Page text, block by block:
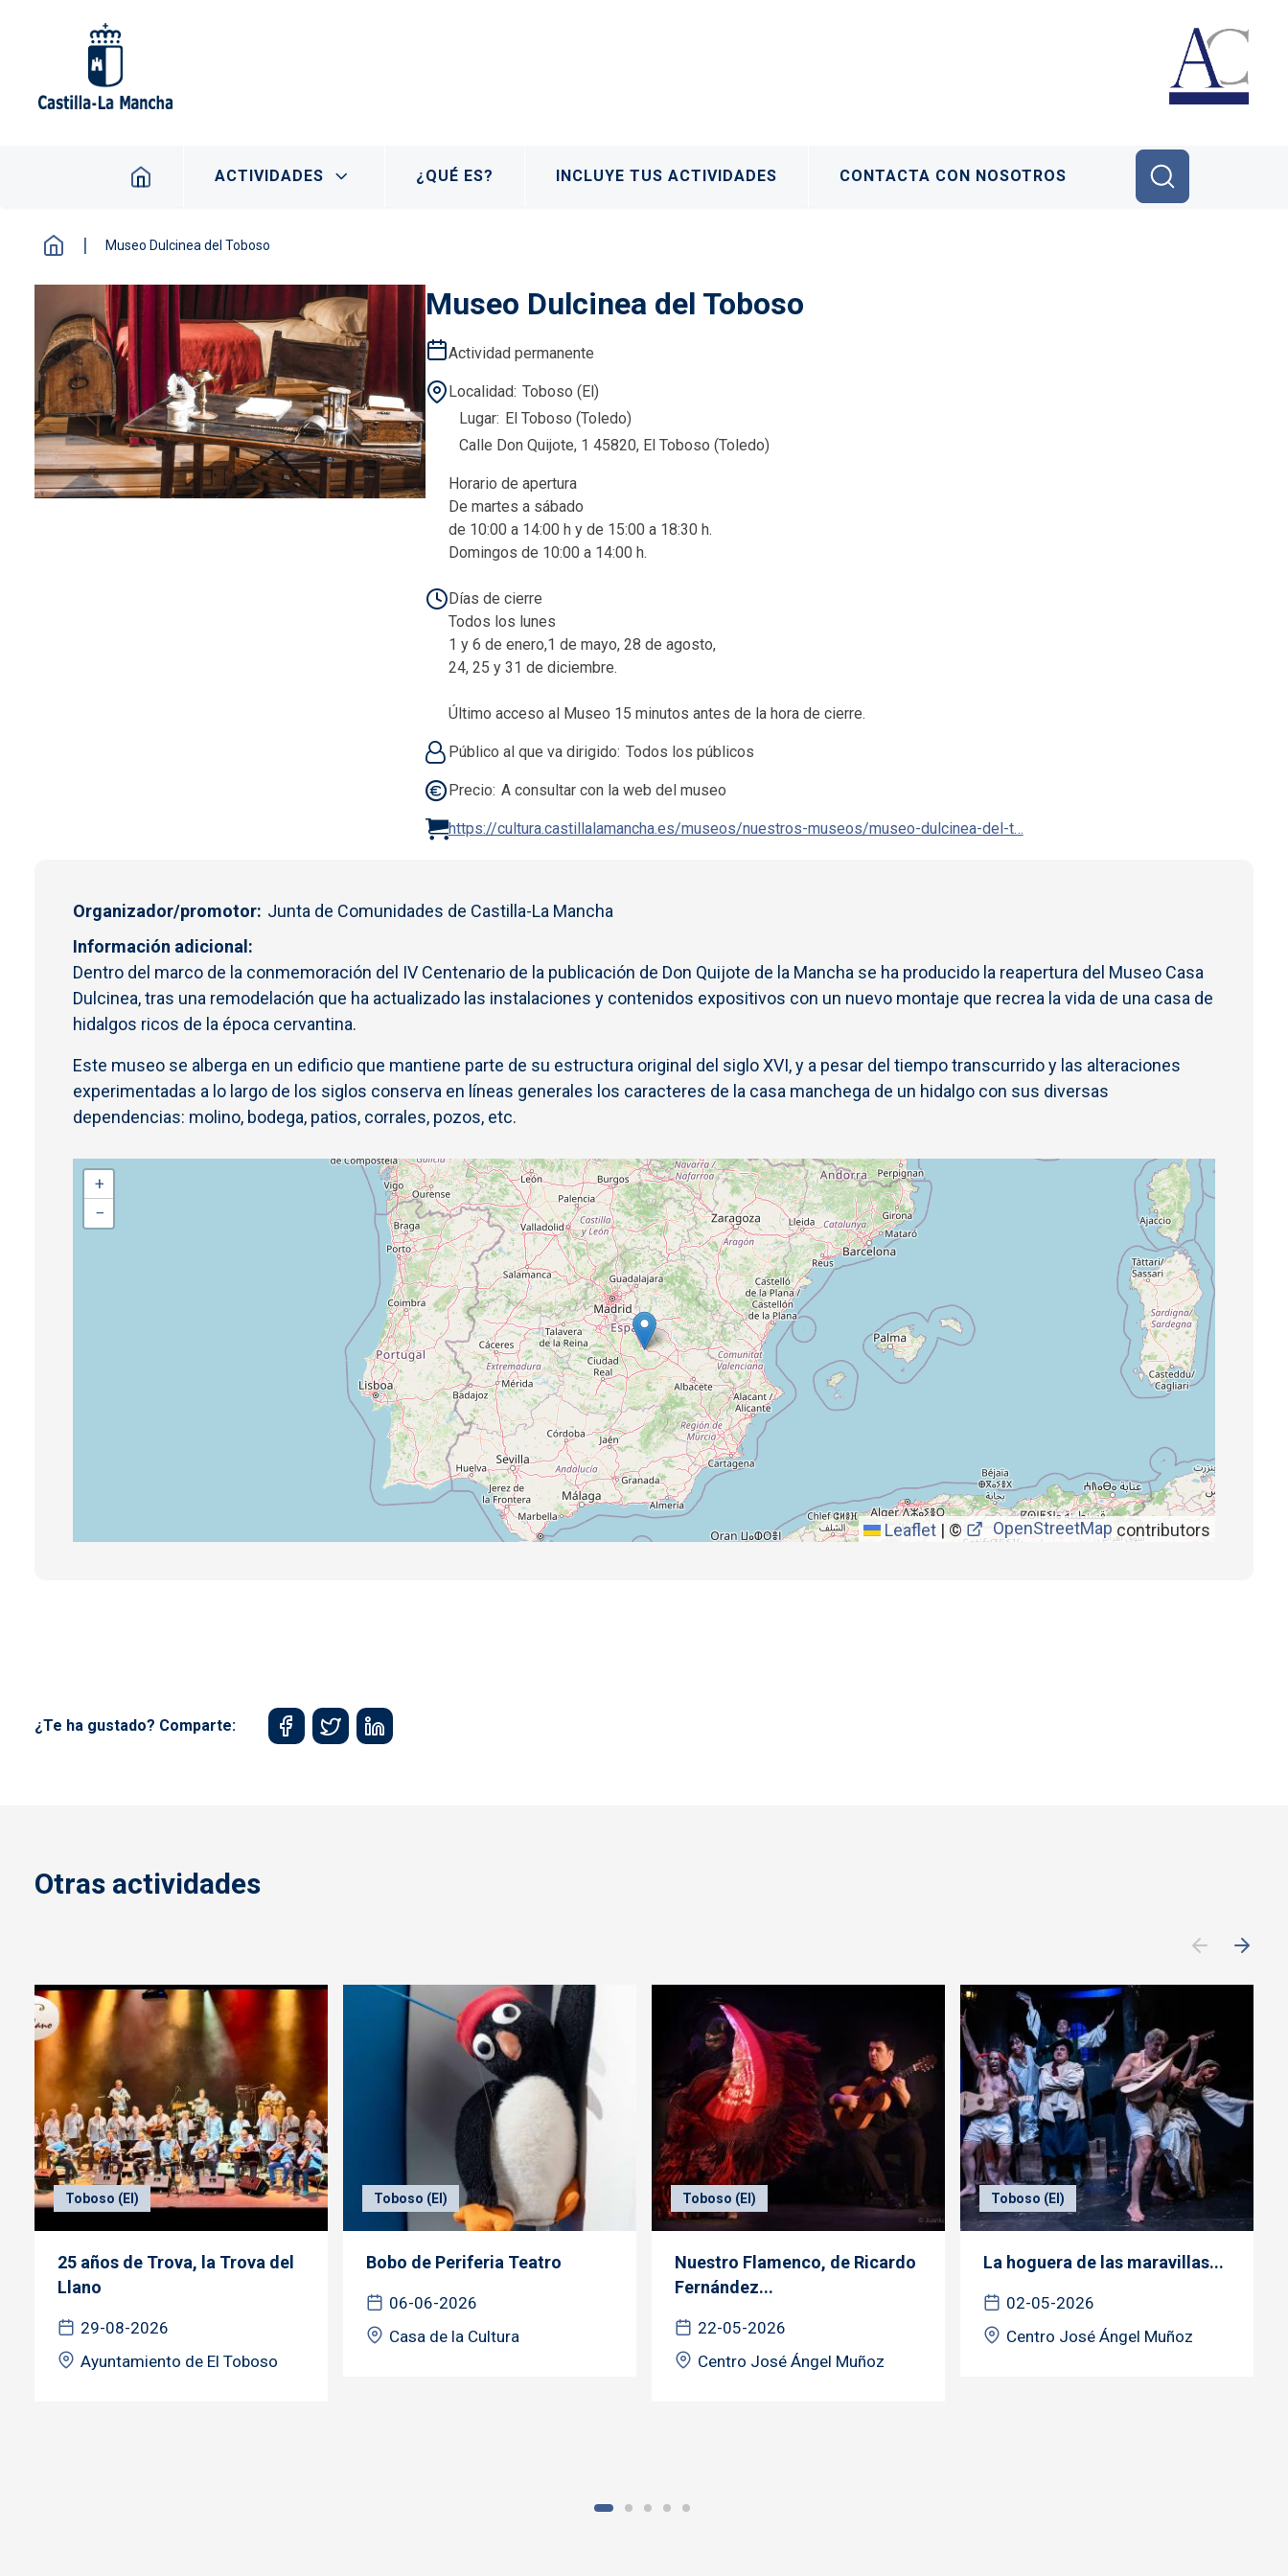
Navegación principal
ACTIVIDADES ¿QUÉ ES? INCLUYE TUS ACTIVIDADES CONTACTA CON NOSOTROS
Museo Dulcinea del Toboso
Museo Dulcinea del Toboso
Actividad permanente
Localidad Toboso (El)
Lugar El Toboso (Toledo)
Calle Don Quijote, 1 45820, El Toboso (Toledo)
Horario de apertura
De martes a sábado
de 10:00 a 14:00 h y de 15:00 a 18:30 h.
Domingos de 10:00 a 14:00 h.
Días de cierre
Todos los lunes
1 y 6 de enero,1 de mayo, 28 de agosto,
24, 25 y 31 de diciembre.
Último acceso al Museo 15 minutos antes de la hora de cierre.
Público al que va dirigido Todos los públicos
Precio A consultar con la web del museo
https://cultura.castillalamancha.es/museos/nuestros-museos/museo-dulcinea-del-t…
Organizador/promotor Junta de Comunidades de Castilla-La Mancha
Información adicional
Dentro del marco de la conmemoración del IV Centenario de la publicación de Don Quijote de la Mancha se ha producido la reapertura del Museo Casa
Dulcinea, tras una remodelación que ha actualizado las instalaciones y contenidos expositivos con un nuevo montaje que recrea la vida de una casa de
hidalgos ricos de la época cervantina.
Este museo se alberga en un edificio que mantiene parte de su estructura original del siglo XVI, y a pesar del tiempo transcurrido y las alteraciones
experimentadas a lo largo de los siglos conserva en líneas generales los caracteres de la casa manchega de un hidalgo con sus diversas
dependencias: molino, bodega, patios, corrales, pozos, etc.
+
−
Leaflet | © OpenStreetMap contributors
¿Te ha gustado? Comparte:
Otras actividades
Toboso (El)
25 años de Trova, la Trova del
Llano
29-08-2026
Ayuntamiento de El Toboso
Toboso (El)
Bobo de Periferia Teatro
06-06-2026
Casa de la Cultura
Toboso (El)
Nuestro Flamenco, de Ricardo
Fernández...
22-05-2026
Centro José Ángel Muñoz
Toboso (El)
La hoguera de las maravillas...
02-05-2026
Centro José Ángel Muñoz